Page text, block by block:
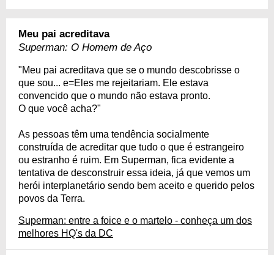
Meu pai acreditava
Superman: O Homem de Aço
"Meu pai acreditava que se o mundo descobrisse o
que sou... e=Eles me rejeitariam. Ele estava
convencido que o mundo não estava pronto.
O que você acha?"
As pessoas têm uma tendência socialmente
construída de acreditar que tudo o que é estrangeiro
ou estranho é ruim. Em Superman, fica evidente a
tentativa de desconstruir essa ideia, já que vemos um
herói interplanetário sendo bem aceito e querido pelos
povos da Terra.
Superman: entre a foice e o martelo - conheça um dos
melhores HQ's da DC